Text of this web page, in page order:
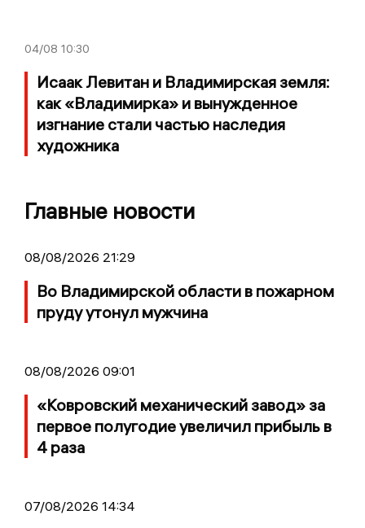
04/08 10:30
Исаак Левитан и Владимирская земля:
как «Владимирка» и вынужденное
изгнание стали частью наследия
художника
Главные новости
08/08/2026 21:29
Во Владимирской области в пожарном
пруду утонул мужчина
08/08/2026 09:01
«Ковровский механический завод» за
первое полугодие увеличил прибыль в
4 раза
07/08/2026 14:34